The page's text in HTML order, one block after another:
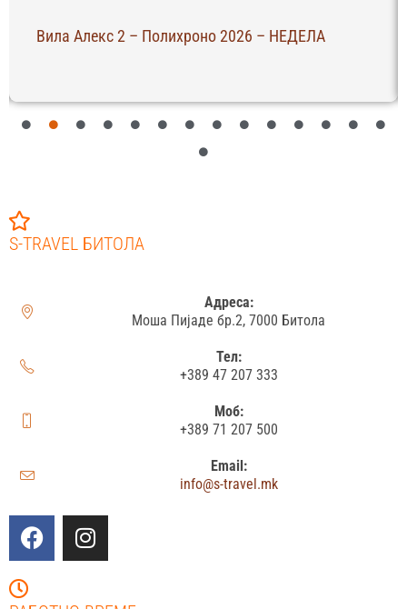
Вила Алекс 2 – Полихроно 2026 – НЕДЕЛА
S-TRAVEL БИТОЛА
Адреса:
Моша Пијаде бр.2, 7000 Битола
Тел:
+389 47 207 333
Моб:
+389 71 207 500
Email:
info@s-travel.mk